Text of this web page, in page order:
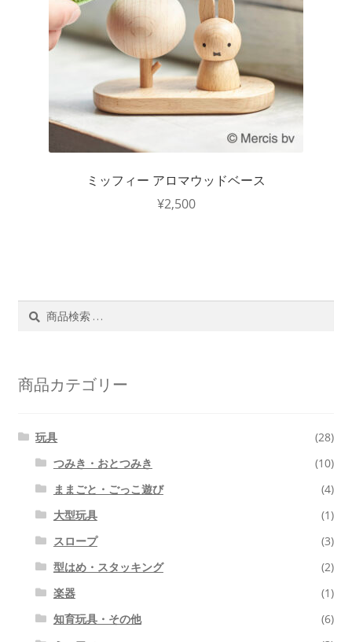
ミッフィー アロマウッドベース
¥2,500
商品カテゴリー
玩具
(28)
つみき・おとつみき
(10)
ままごと・ごっこ遊び
(4)
大型玩具
(1)
スロープ
(3)
型はめ・スタッキング
(2)
楽器
(1)
知育玩具・その他
(6)